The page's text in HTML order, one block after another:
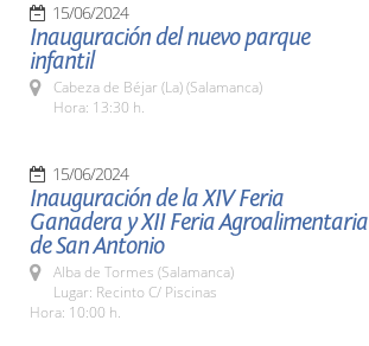
15/06/2024
Inauguración del nuevo parque
infantil
Cabeza de Béjar (La) (Salamanca)
Hora: 13:30 h.
15/06/2024
Inauguración de la XIV Feria
Ganadera y XII Feria Agroalimentaria
de San Antonio
Alba de Tormes (Salamanca)
Lugar: Recinto C/ Piscinas
Hora: 10:00 h.